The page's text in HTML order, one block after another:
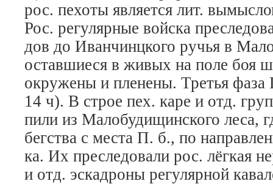
рос. пе­хо­ты яв­ля­ет­ся лит.
Рос. ре­гу­ляр­ные вой­ска
дов до Иван­чинц­ко­го ру­чья в
ос­тав­шие­ся в жи­вых на по­ле боя
ок­ру­же­ны и пле­не­ны. Тре­тья фа­за
14 ч). В строе пех. ка­ре и отд.
пи­ли из Ма­ло­бу­ди­щин­ско­го ле­са,
бег­ст­ва с мес­та П. б., по
ка. Их пре­сле­до­ва­ли рос. лёг­кая
и отд. эс­кад­ро­ны ре­гу­ляр­ной